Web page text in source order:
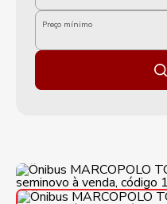
Preço mínimo